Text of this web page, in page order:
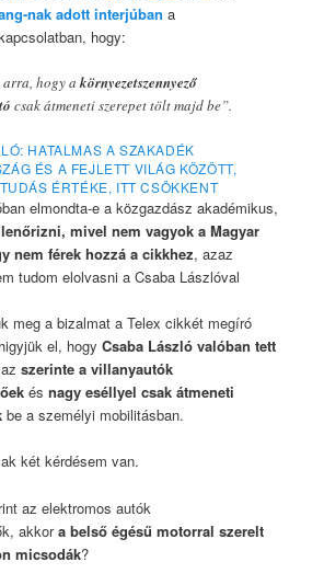
nak adott interjúban a
hogy:
arra, hogy akörnyezetszennyező
csak átmeneti szerepet tölt majd be”.
HATALMAS A SZAKADÉK
ÉS A FEJLETT VILÁG KÖZÖTT,
ÉRTÉKE, ITT CSÖKKENT
elmondta-e a közgazdász akadémikus,
mivel nem vagyok a Magyar
nem férek hozzá a cikkhez, azaz
tudom elolvasni a Csaba Lászlóval
meg a bizalmat a Telex cikkét megíró
el, hogyCsaba László valóban tett
szerinte a villanyautók
ésnagy eséllyel csak átmeneti
be a személyi mobilitásban.
két kérdésem van.
az elektromos autók
akkora belső égésű motorral szerelt
micsodák?